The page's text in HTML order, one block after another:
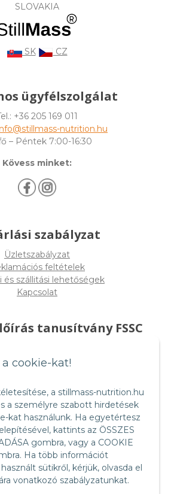
cookie-kat!
a stillmass-nutrition.hu
a személyre szabott hirdetések
kat használunk. Ha egyetértesz
kattints az ÖSSZES
gombra, vagy a COOKIE
Ha több információt
sütikről, kérjük, olvasda el
vonatkozó szabályzatunkat.
SLOVAKIA
SK CZ
ügyfélszolgálat
+36 205 169 011
nutrition.hu
– Péntek 7:00-16:30
Kövess minket:
szabályzat
Üzletszabályzat
feltételek
és szállitási lehetőségek
Kapcsolat
tanusítvány FSSC
Certification FSSC 22000